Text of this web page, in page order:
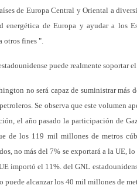
de Europa Central y Oriental a
energética de Europa y ayudar a los
otros fines ".
puede realmente soportar
no será capaz de suministrar más
Se observa que este volumen
el año pasado la participación de
de los 119 mil millones de metros
no más del 7% se exportará a la UE,
importó el 11%. del GNL
puede alcanzar los 40 mil millones de